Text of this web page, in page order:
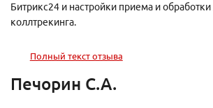
Полный текст отзыва
Битрикс24 и настройки приема и обработки
коллтрекинга.
Печорин С.А.